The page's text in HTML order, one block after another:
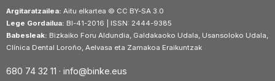
Argitaratzailea: Aitu elkartea © CC BY-SA 3.0
Lege Gordailua: BI-41-2016 | ISSN: 2444-9385
Babesleak: Bizkaiko Foru Aldundia, Galdakaoko Udala, Usansoloko Udala,
Clínica Dental Loroño, Aelvasa eta Zamakoa Eraikuntzak
680 74 32 11 · info@binke.eus